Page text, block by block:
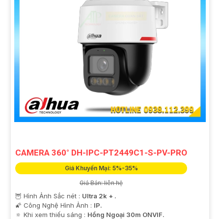
CAMERA 360° DH-IPC-PT2449C1-S-PV-PRO
Giá Khuyến Mại: 5%-35%
Giá Bán: liên hệ
🦉 Hình Ảnh Sắc nét : Ultra 2k + .
🌠 Công Nghệ Hình Ảnh : IP.
🔅 Khi xem thiếu sáng : Hồng Ngoại 30m ONVIF.